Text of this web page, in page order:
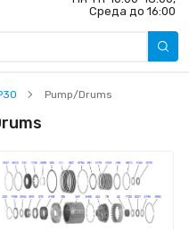
Среда до 16:00
Pump/Drums